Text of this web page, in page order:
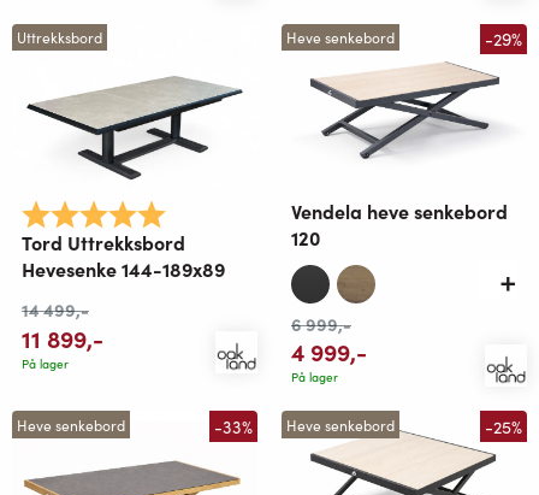
Uttrekksbord
Karakter: 5.0 av 5 mulige
Tord Uttrekksbord
Hevesenke 144-189x89
14 499,-
11 899,-
På lager
Heve senkebord -29%
Vendela heve senkebord
120
6 999,-
4 999,-
På lager
Heve senkebord -33% Heve senkebord -25%